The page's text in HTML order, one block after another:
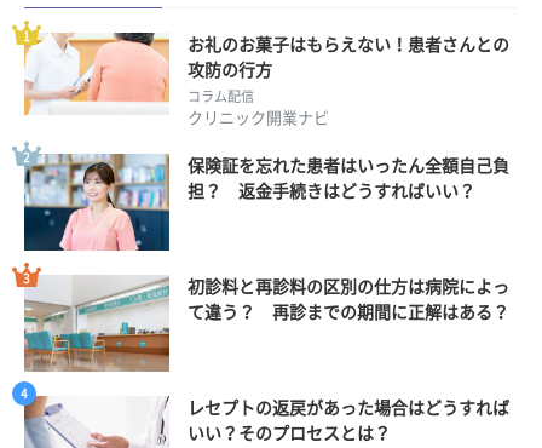
お礼のお菓子はもらえない！患者さんとの
攻防の行方
コラム配信
クリニック開業ナビ
保険証を忘れた患者はいったん全額自己負
担？ 返金手続きはどうすればいい？
初診料と再診料の区別の仕方は病院によっ
て違う？ 再診までの期間に正解はある？
レセプトの返戻があった場合はどうすれば
いい？そのプロセスとは？